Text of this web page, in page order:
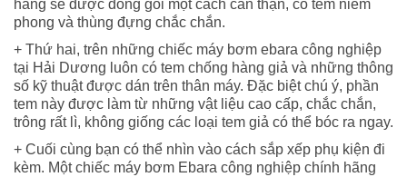
hãng sẽ được đóng gói một cách cẩn thận, có tem niêm
phong và thùng đựng chắc chắn.
+ Thứ hai, trên những chiếc máy bơm ebara công nghiệp
tại Hải Dương luôn có tem chống hàng giả và những thông
số kỹ thuật được dán trên thân máy. Đặc biệt chú ý, phần
tem này được làm từ những vật liệu cao cấp, chắc chắn,
trông rất lì, không giống các loại tem giả có thể bóc ra ngay.
+ Cuối cùng bạn có thể nhìn vào cách sắp xếp phụ kiện đi
kèm. Một chiếc máy bơm Ebara công nghiệp chính hãng